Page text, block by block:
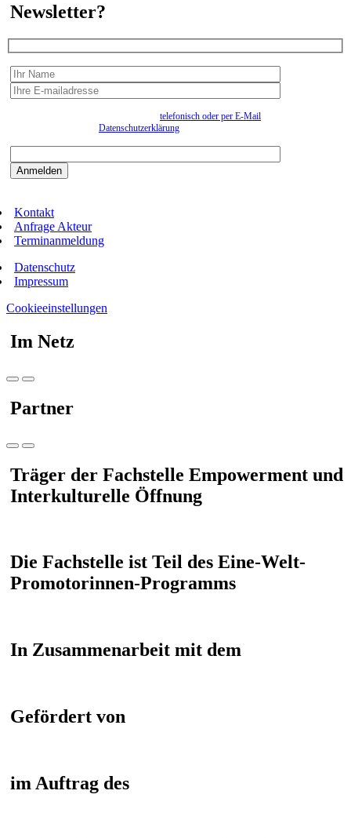
Newsletter?
telefonisch oder per E-Mail
Datenschutzerklärung
Kontakt
Anfrage Akteur
Terminanmeldung
Datenschutz
Impressum
Cookieeinstellungen
Im Netz
Partner
Träger der Fachstelle Empowerment und
Interkulturelle Öffnung
Die Fachstelle ist Teil des Eine-Welt-
Promotorinnen-Programms
In Zusammenarbeit mit dem
Gefördert von
im Auftrag des